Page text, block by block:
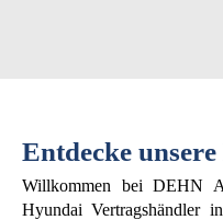
Entdecke
Willkommen bei DEHN
Hyundai Vertragshändler